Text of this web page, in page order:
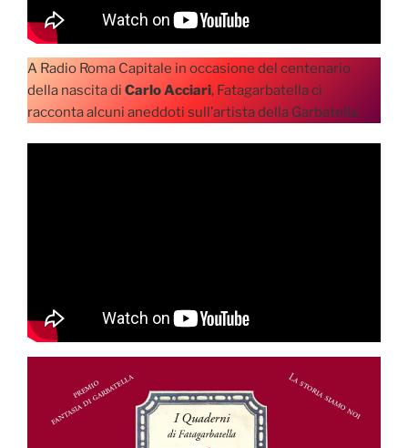
A Radio Roma Capitale in occasione del centenario
della nascita di Carlo Acciari, Fatagarbatella ci
racconta alcuni aneddoti sull’artista della Garbatella